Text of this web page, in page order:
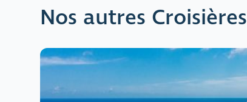
Nos autres Croisières